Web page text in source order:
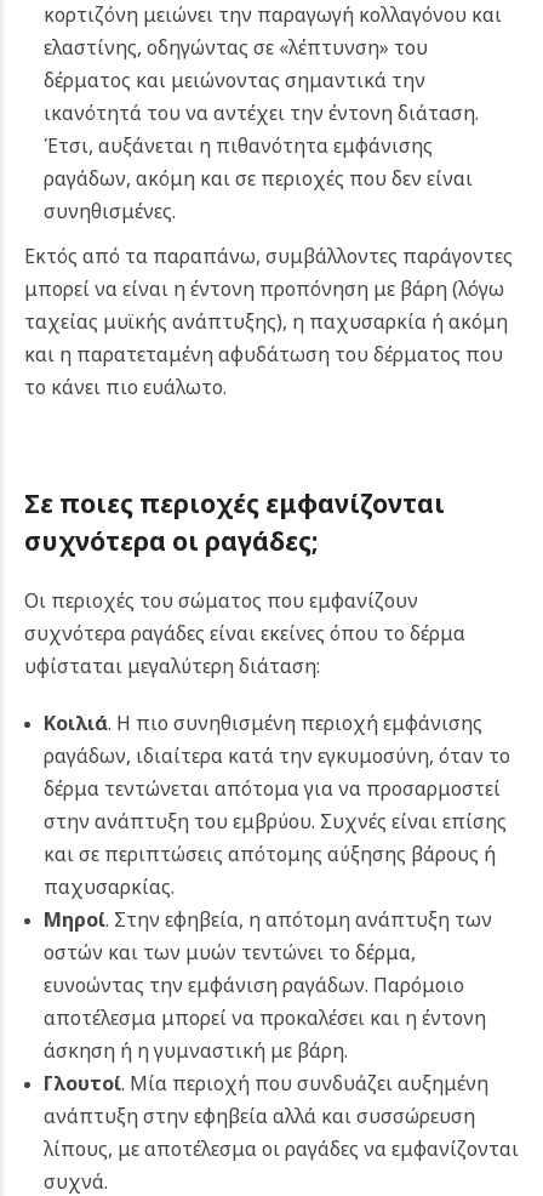
κορτιζόνη μειώνει την παραγωγή κολλαγόνου και
ελαστίνης, οδηγώντας σε «λέπτυνση» του
δέρματος και μειώνοντας σημαντικά την
ικανότητά του να αντέχει την έντονη διάταση.
Έτσι, αυξάνεται η πιθανότητα εμφάνισης
ραγάδων, ακόμη και σε περιοχές που δεν είναι
συνηθισμένες.
Εκτός από τα παραπάνω, συμβάλλοντες παράγοντες
μπορεί να είναι η έντονη προπόνηση με βάρη (λόγω
ταχείας μυϊκής ανάπτυξης), η παχυσαρκία ή ακόμη
και η παρατεταμένη αφυδάτωση του δέρματος που
το κάνει πιο ευάλωτο.
Σε ποιες περιοχές εμφανίζονται
συχνότερα οι ραγάδες;
Οι περιοχές του σώματος που εμφανίζουν
συχνότερα ραγάδες είναι εκείνες όπου το δέρμα
υφίσταται μεγαλύτερη διάταση:
Κοιλιά. Η πιο συνηθισμένη περιοχή εμφάνισης
ραγάδων, ιδιαίτερα κατά την εγκυμοσύνη, όταν το
δέρμα τεντώνεται απότομα για να προσαρμοστεί
στην ανάπτυξη του εμβρύου. Συχνές είναι επίσης
και σε περιπτώσεις απότομης αύξησης βάρους ή
παχυσαρκίας.
Μηροί. Στην εφηβεία, η απότομη ανάπτυξη των
οστών και των μυών τεντώνει το δέρμα,
ευνοώντας την εμφάνιση ραγάδων. Παρόμοιο
αποτέλεσμα μπορεί να προκαλέσει και η έντονη
άσκηση ή η γυμναστική με βάρη.
Γλουτοί. Μία περιοχή που συνδυάζει αυξημένη
ανάπτυξη στην εφηβεία αλλά και συσσώρευση
λίπους, με αποτέλεσμα οι ραγάδες να εμφανίζονται
συχνά.